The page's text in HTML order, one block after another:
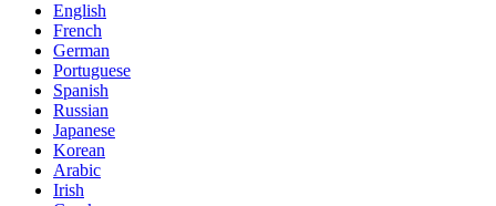
English
French
German
Portuguese
Spanish
Russian
Japanese
Korean
Arabic
Irish